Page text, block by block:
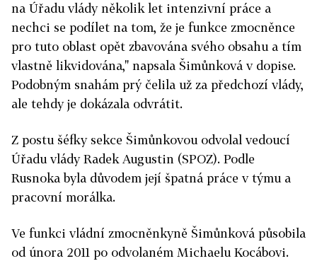
na Úřadu vlády několik let intenzivní práce a
nechci se podílet na tom, že je funkce zmocněnce
pro tuto oblast opět zbavována svého obsahu a tím
vlastně likvidována," napsala Šimůnková v dopise.
Podobným snahám prý čelila už za předchozí vlády,
ale tehdy je dokázala odvrátit.
Z postu šéfky sekce Šimůnkovou odvolal vedoucí
Úřadu vlády Radek Augustin (SPOZ). Podle
Rusnoka byla důvodem její špatná práce v týmu a
pracovní morálka.
Ve funkci vládní zmocněnkyně Šimůnková působila
od února 2011 po odvolaném Michaelu Kocábovi.